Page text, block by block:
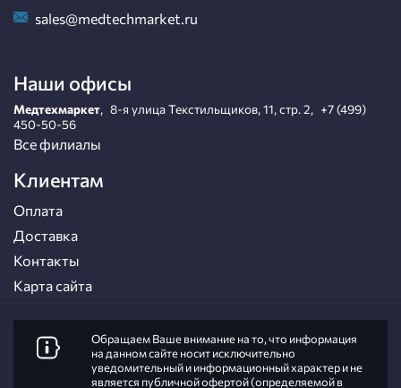
sales@medtechmarket.ru
Наши офисы
Медтехмаркет, 8-я улица Текстильщиков, 11, стр. 2, +7 (499)
450-50-56
Все филиалы
Клиентам
Оплата
Доставка
Контакты
Карта сайта
Обращаем Ваше внимание на то, что информация
на данном сайте носит исключительно
уведомительный и информационный характер и не
является публичной офертой (определяемой в